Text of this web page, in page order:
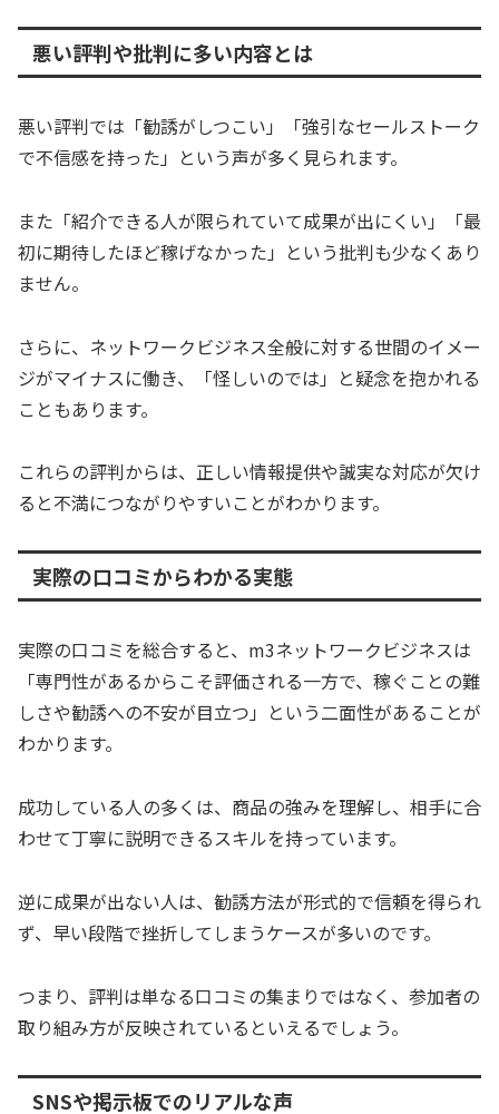
悪い評判や批判に多い内容とは
悪い評判では「勧誘がしつこい」「強引なセールストーク
で不信感を持った」という声が多く見られます。
また「紹介できる人が限られていて成果が出にくい」「最
初に期待したほど稼げなかった」という批判も少なくあり
ません。
さらに、ネットワークビジネス全般に対する世間のイメー
ジがマイナスに働き、「怪しいのでは」と疑念を抱かれる
こともあります。
これらの評判からは、正しい情報提供や誠実な対応が欠け
ると不満につながりやすいことがわかります。
実際の口コミからわかる実態
実際の口コミを総合すると、m3ネットワークビジネスは
「専門性があるからこそ評価される一方で、稼ぐことの難
しさや勧誘への不安が目立つ」という二面性があることが
わかります。
成功している人の多くは、商品の強みを理解し、相手に合
わせて丁寧に説明できるスキルを持っています。
逆に成果が出ない人は、勧誘方法が形式的で信頼を得られ
ず、早い段階で挫折してしまうケースが多いのです。
つまり、評判は単なる口コミの集まりではなく、参加者の
取り組み方が反映されているといえるでしょう。
SNSや掲示板でのリアルな声